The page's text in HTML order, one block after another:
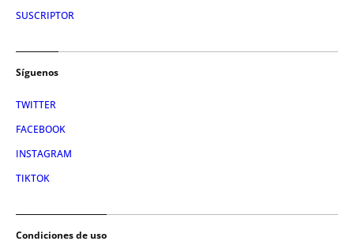
SUSCRIPTOR
Síguenos
TWITTER
FACEBOOK
INSTAGRAM
TIKTOK
Condiciones de uso